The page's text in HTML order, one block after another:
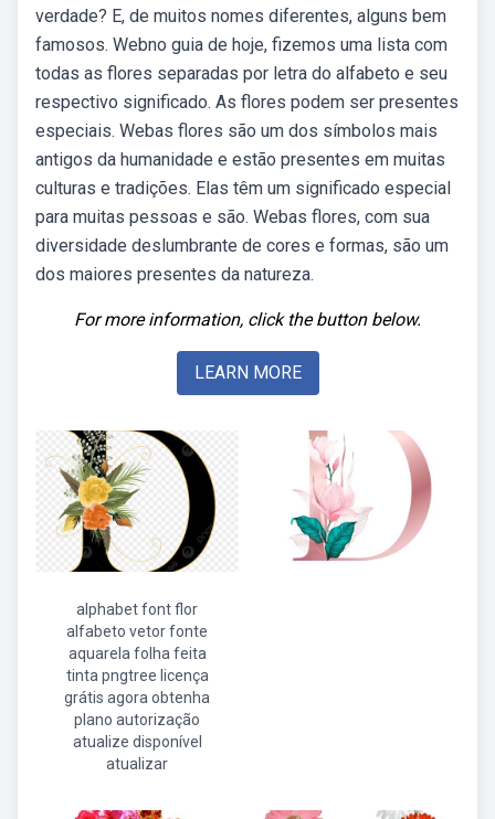
verdade? E, de muitos nomes diferentes, alguns bem
famosos. Webno guia de hoje, fizemos uma lista com
todas as flores separadas por letra do alfabeto e seu
respectivo significado. As flores podem ser presentes
especiais. Webas flores são um dos símbolos mais
antigos da humanidade e estão presentes em muitas
culturas e tradições. Elas têm um significado especial
para muitas pessoas e são. Webas flores, com sua
diversidade deslumbrante de cores e formas, são um
dos maiores presentes da natureza.
For more information, click the button below.
LEARN MORE
alphabet font flor
alfabeto vetor fonte
aquarela folha feita
tinta pngtree licença
grátis agora obtenha
plano autorização
atualize disponível
atualizar